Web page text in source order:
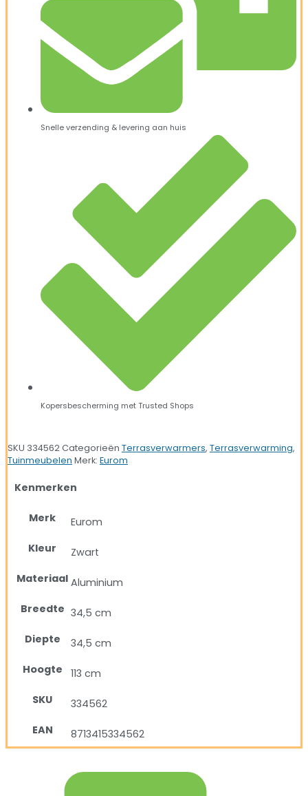
Snelle verzending & levering aan huis
Kopersbescherming met Trusted Shops
SKU 334562Categorieën Terrasverwarmers, Terrasverwarming,
Tuinmeubelen Merk: Eurom
Kenmerken
Merk
Eurom
Kleur
Zwart
Materiaal Aluminium
Breedte 34,5 cm
Diepte
34,5 cm
Hoogte
113 cm
SKU
334562
EAN
8713415334562